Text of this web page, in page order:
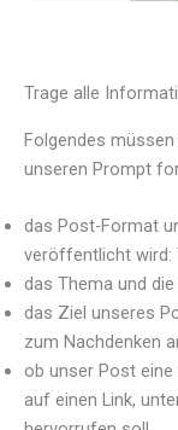
Trage alle
Folgendes
unseren Prompt
das Post-Format
veröffentlicht wird:
das Thema und
das Ziel unseres
zum Nachdenken
ob unser Post eine
auf einen Link,